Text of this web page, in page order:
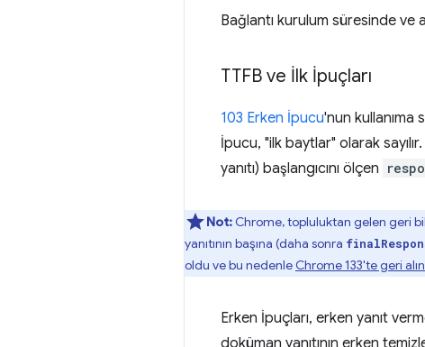
Bağlantı kurulum süresinde ve
TTFB ve İlk İpuçları
103 Erken İpucu'nun kullanıma
İpucu, "ilk baytlar" olarak sayılır.
yanıtı) başlangıcını ölçen
Not: Chrome, topluluktan gelen geri
yanıtının başına (daha sonra
oldu ve bu nedenle Chrome 133'te geri
Erken İpuçları, erken yanıt
doküman yanıtının erken